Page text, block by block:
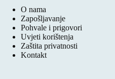
O nama
Zapošljavanje
Pohvale i prigovori
Uvjeti korištenja
Zaštita privatnosti
Kontakt